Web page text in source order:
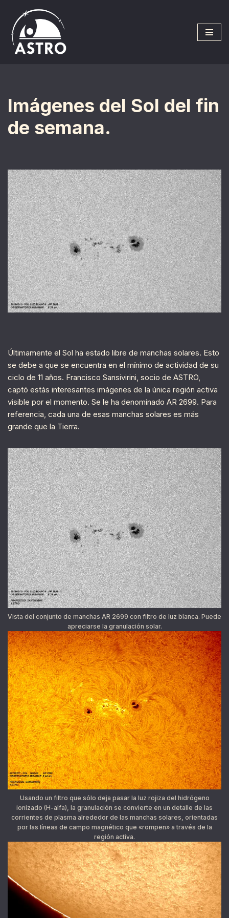
Saltar
al
contenido
Imágenes del Sol del fin
de semana.
Últimamente el Sol ha estado libre de manchas solares. Esto
se debe a que se encuentra en el mínimo de actividad de su
ciclo de 11 años. Francisco Sansivirini, socio de ASTRO,
captó estás interesantes imágenes de la única región activa
visible por el momento. Se le ha denominado AR 2699. Para
referencia, cada una de esas manchas solares es más
grande que la Tierra.
Vista del conjunto de manchas AR 2699 con filtro de luz blanca. Puede
apreciarse la granulación solar.
Usando un filtro que sólo deja pasar la luz rojiza del hidrógeno
ionizado (H-alfa), la granulación se convierte en un detalle de las
corrientes de plasma alrededor de las manchas solares, orientadas
por las líneas de campo magnético que «rompen» a través de la
región activa.